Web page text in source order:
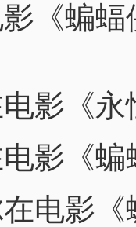
《蝙
影《
影《
电影